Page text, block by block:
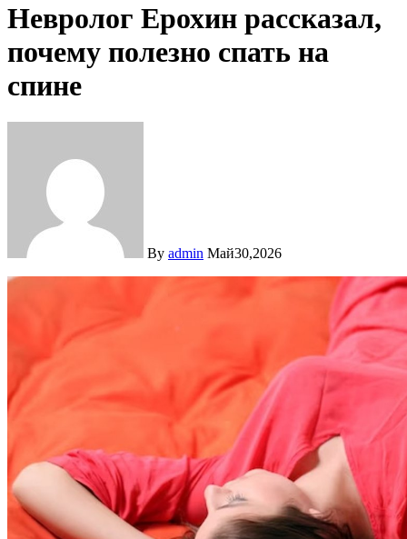
Невролог Ерохин рассказал,
почему полезно спать на
спине
By admin Май30,2026